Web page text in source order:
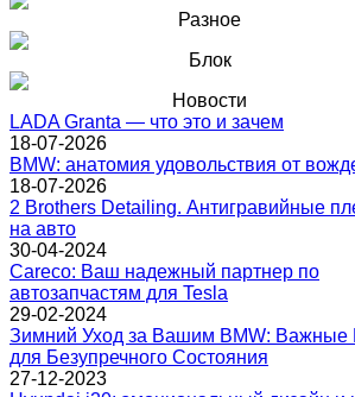
Разное
Блок
Новости
LADA Granta — что это и зачем
18-07-2026
BMW: анатомия удовольствия от
18-07-2026
2 Brothers Detailing. Антигравийные
на авто
30-04-2024
Careco: Ваш надежный партнер по
автозапчастям для Tesla
29-02-2024
Зимний Уход за Вашим BMW: Важные
для Безупречного Состояния
27-12-2023